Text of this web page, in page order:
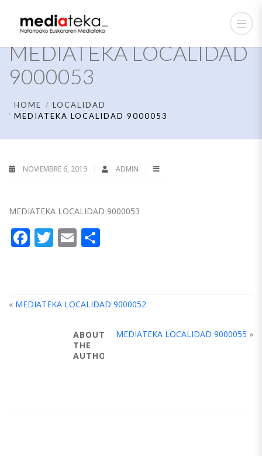
MEDIATEKA LOCALIDAD
9000053
HOME
LOCALIDAD
MEDIATEKA LOCALIDAD 9000053
NOVIEMBRE 6, 2019 ADMIN
MEDIATEKA LOCALIDAD 9000053
Facebook
Twitter
Email
« MEDIATEKA LOCALIDAD 9000052
MEDIATEKA LOCALIDAD 9000055 »
ABOUT
THE
AUTHOR